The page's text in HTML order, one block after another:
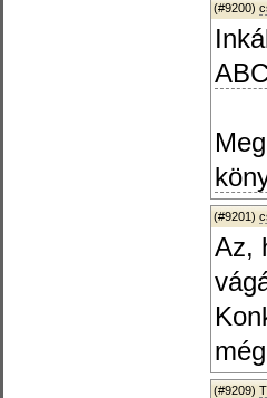
(#9200)
(#9201)
Az,
(#9209)